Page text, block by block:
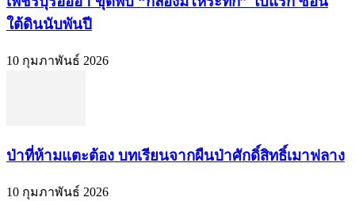
ใต้ดินนับพันปี
10 กุมภาพันธ์ 2026
ป่าที่ห้ามแตะต้อง บทเรียนจากผืนป่าศักดิ์สิทธิ์เมาฟลาง
10 กุมภาพันธ์ 2026